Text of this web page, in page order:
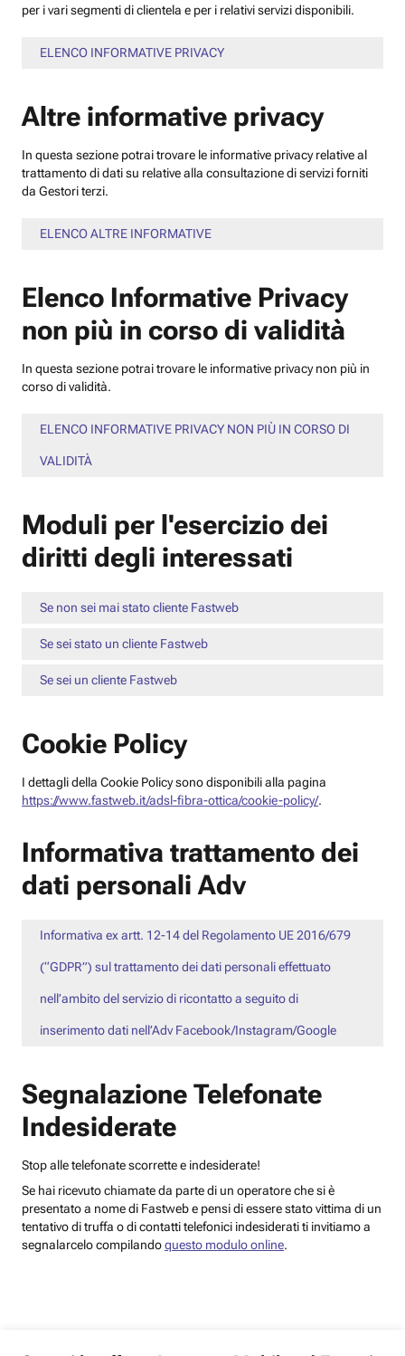
per i vari segmenti di clientela e per i relativi servizi disponibili.
ELENCO INFORMATIVE PRIVACY
Altre informative privacy
In questa sezione potrai trovare le informative privacy relative al
trattamento di dati su relative alla consultazione di servizi forniti
da Gestori terzi.
ELENCO ALTRE INFORMATIVE
Elenco Informative Privacy
non più in corso di validità
In questa sezione potrai trovare le informative privacy non più in
corso di validità.
ELENCO INFORMATIVE PRIVACY NON PIÙ IN CORSO DI
VALIDITÀ
Moduli per l'esercizio dei
diritti degli interessati
Se non sei mai stato cliente Fastweb
Se sei stato un cliente Fastweb
Se sei un cliente Fastweb
Cookie Policy
I dettagli della Cookie Policy sono disponibili alla pagina
https://www.fastweb.it/adsl-fibra-ottica/cookie-policy/.
Informativa trattamento dei
dati personali Adv
Informativa ex artt. 12-14 del Regolamento UE 2016/679
(“GDPR”) sul trattamento dei dati personali effettuato
nell’ambito del servizio di ricontatto a seguito di
inserimento dati nell’Adv Facebook/Instagram/Google
Segnalazione Telefonate
Indesiderate
Stop alle telefonate scorrette e indesiderate!
Se hai ricevuto chiamate da parte di un operatore che si è
presentato a nome di Fastweb e pensi di essere stato vittima di un
tentativo di truffa o di contatti telefonici indesiderati ti invitiamo a
segnalarcelo compilandoquesto modulo online.